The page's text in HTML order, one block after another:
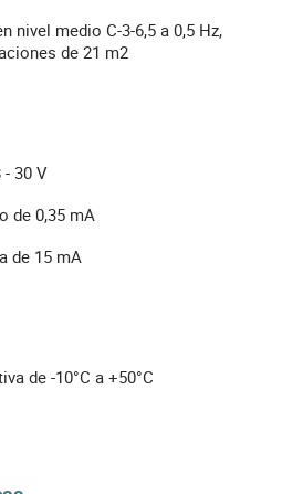
nivel medio C-3-6,5 a 0,5 Hz,
de 21 m2
30 V
de 0,35 mA
de 15 mA
de -10°C a +50°C